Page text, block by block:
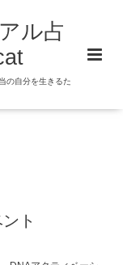
ル占
の自分を生きるた
ト